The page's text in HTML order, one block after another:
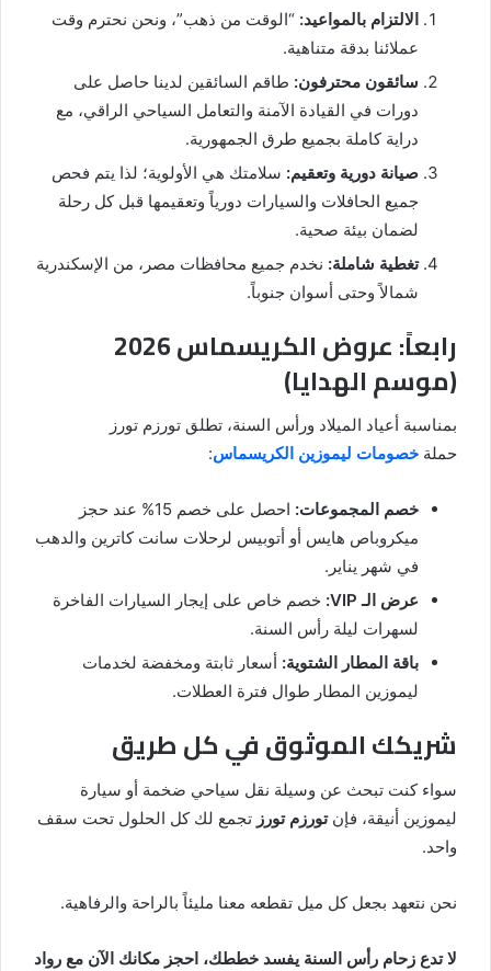
الالتزام بالمواعيد: “الوقت من ذهب”، ونحن نحترم وقت
عملائنا بدقة متناهية.
سائقون محترفون: طاقم السائقين لدينا حاصل على
دورات في القيادة الآمنة والتعامل السياحي الراقي، مع
دراية كاملة بجميع طرق الجمهورية.
صيانة دورية وتعقيم: سلامتك هي الأولوية؛ لذا يتم فحص
جميع الحافلات والسيارات دورياً وتعقيمها قبل كل رحلة
لضمان بيئة صحية.
تغطية شاملة: نخدم جميع محافظات مصر، من الإسكندرية
شمالاً وحتى أسوان جنوباً.
رابعاً: عروض الكريسماس 2026
(موسم الهدايا)
بمناسبة أعياد الميلاد ورأس السنة، تطلق تورزم تورز
حملة خصومات ليموزين الكريسماس:
خصم المجموعات:
احصل على خصم 15% عند حجز
ميكروباص هايس أو أتوبيس لرحلات سانت كاترين والدهب
في شهر يناير.
عرض الـ VIP:
خصم خاص على إيجار السيارات الفاخرة
لسهرات ليلة رأس السنة.
باقة المطار الشتوية: أسعار ثابتة ومخفضة لخدمات
ليموزين المطار طوال فترة العطلات.
شريكك الموثوق في كل طريق
سواء كنت تبحث عن وسيلة نقل سياحي ضخمة أو سيارة
ليموزين أنيقة، فإنتورزم تورز تجمع لك كل الحلول تحت سقف
واحد.
نحن نتعهد بجعل كل ميل تقطعه معنا مليئاً بالراحة والرفاهية.
لا تدع زحام رأس السنة يفسد خططك، احجز مكانك الآن مع رواد